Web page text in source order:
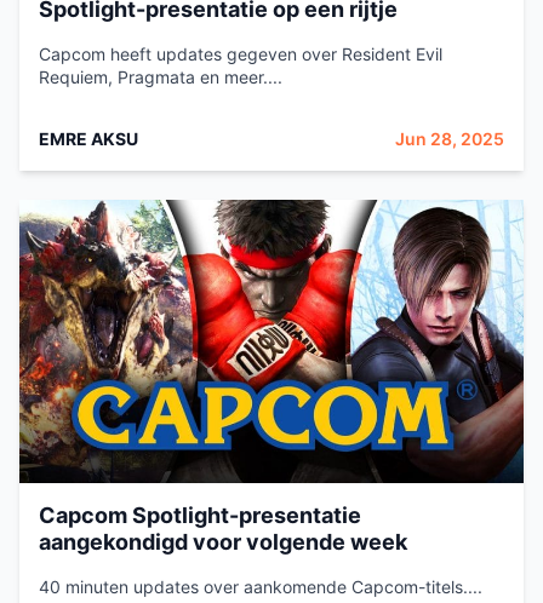
Spotlight-presentatie op een rijtje
Capcom heeft updates gegeven over Resident Evil
Requiem, Pragmata en meer....
EMRE AKSU Jun 28, 2025
Capcom Spotlight-presentatie
aangekondigd voor volgende week
40 minuten updates over aankomende Capcom-titels....